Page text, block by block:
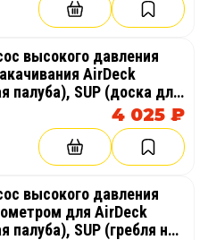
высокого давления
AirDeck
палуба), SUP (доска для
4 025 ₽
высокого давления
для AirDeck
палуба), SUP (гребля на